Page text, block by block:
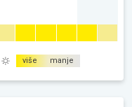
više manje